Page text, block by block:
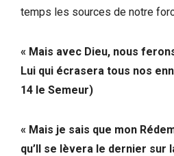
temps les sources de notre
« Mais avec Dieu, nous
Lui qui écrasera tous nos
14 le Semeur)
« Mais je sais que mon
qu’Il se lèvera le dernier sur